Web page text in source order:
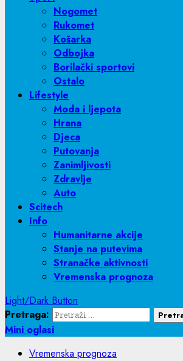
Nogomet
Rukomet
Košarka
Odbojka
Borilački sportovi
Ostalo
Lifestyle
Moda i ljepota
Hrana
Djeca
Putovanja
Zanimljivosti
Zdravlje
Auto
Scitech
Info
Humanitarne akcije
Stanje na putevima
Stranačke aktivnosti
Vremenska prognoza
Light/Dark Button
Pretraga:
Mini oglasi
Vremenska prognoza